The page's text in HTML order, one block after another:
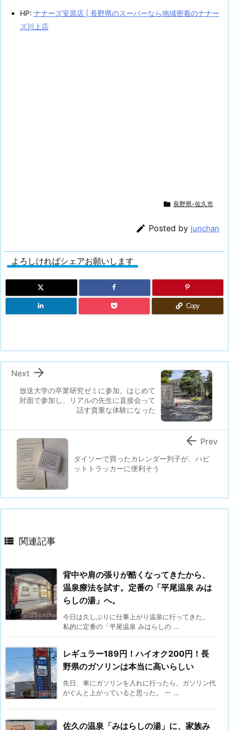
HP: ナナーズ安原店 | 長野県のスーパーなら地域密着のナナー
ズ川上店
 長野県-佐久市
 Posted by junchan
よろしければシェアお願いします
Copy
放送大学の卒業研究ゼミに参加。はじめて
対面で参加し、リアルの先生に直接会って
話す貴重な体験になった

Next
ダイソーで買ったカレンダー判子が、ハビ
ットトラッカーに便利そう
 Prev
 関連記事
背中や肩の張りが酷くなってきたから、
温泉療法を試す。定番の「平尾温泉 みは
らしの湯」へ。
今日は久しぶりに仕事上がり温泉に行ってきた。
私的に定番の「平尾温泉 みはらしの ...
レギュラー189円！ハイオク200円！長
野県のガソリンは本当に高いらしい
先日、車にガソリンを入れに行ったら、ガソリン代
がぐんと上がっていると思った。 一 ...
佐久の温泉「みはらしの湯」に、家族み